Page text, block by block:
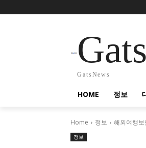
GatsNews
HOME 정보
Home 정보 해외여행
정보